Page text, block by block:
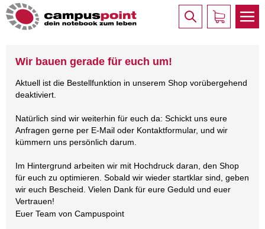
Wir bauen gerade für euch um!
Aktuell ist die Bestellfunktion in unserem Shop vorübergehend
deaktiviert.
Natürlich sind wir weiterhin für euch da: Schickt uns eure
Anfragen gerne per E-Mail oder Kontaktformular, und wir
kümmern uns persönlich darum.
Im Hintergrund arbeiten wir mit Hochdruck daran, den Shop
für euch zu optimieren. Sobald wir wieder startklar sind, geben
wir euch Bescheid. Vielen Dank für eure Geduld und euer
Vertrauen!
Euer Team von Campuspoint